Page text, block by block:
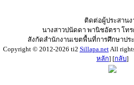
ติดต่อผู้ประสานง
นางสาวปนัดดา พานิชอัตรา โทร
สังกัดสำนักงานเขตพื้นที่การศึกษาปร
Copyright © 2012-2026 ti2 Sillapa.netAll
หลัก] [กลับ]